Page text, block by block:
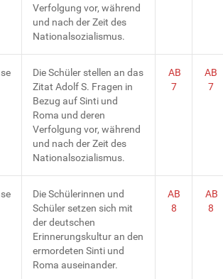
Verfolgung vor, während
und nach der Zeit des
Nationalsozialismus.
Die Schüler stellen an das
Zitat Adolf S. Fragen in
Bezug auf Sinti und
Roma und deren
Verfolgung vor, während
und nach der Zeit des
Nationalsozialismus.
AB
7
AB
7
Die Schülerinnen und
Schüler setzen sich mit
der deutschen
Erinnerungskultur an den
ermordeten Sinti und
Roma auseinander.
AB
8
AB
8